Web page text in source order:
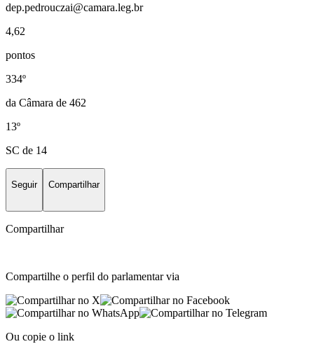
dep.pedrouczai@camara.leg.br
4,62
pontos
334º
da Câmara de 462
13º
SC de 14
Seguir Compartilhar
Compartilhar
Compartilhe o perfil do parlamentar via
Ou copie o link